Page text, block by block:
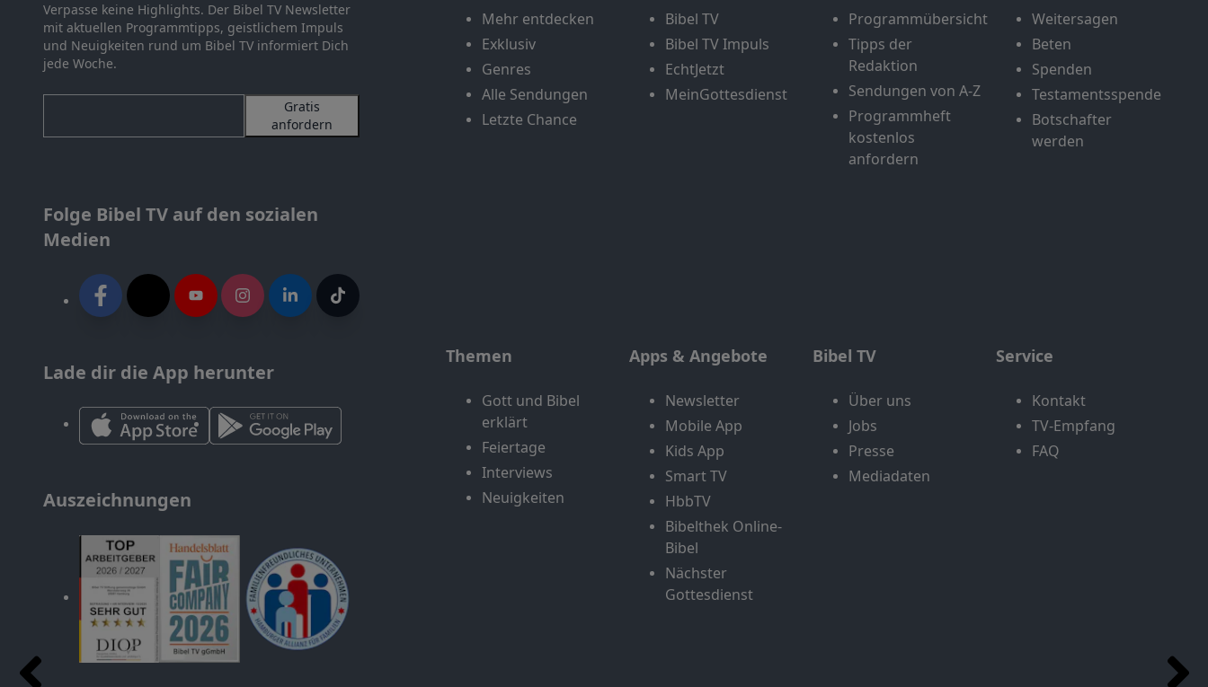
Verpasse keine Highlights. Der Bibel TV Newsletter
mit aktuellen Programmtipps, geistlichem Impuls
und Neuigkeiten rund um Bibel TV informiert Dich
jede Woche.
Gratis
anfordern
Folge Bibel TV auf den sozialen
Medien
Lade dir die App herunter
Auszeichnungen
Mehr entdecken
Exklusiv
Genres
Alle Sendungen
Letzte Chance
Bibel TV
Bibel TV Impuls
EchtJetzt
MeinGottesdienst
Programmübersicht
Tipps der
Redaktion
Sendungen von A-Z
Programmheft
kostenlos
anfordern
Weitersagen
Beten
Spenden
Testamentsspende
Botschafter
werden
Themen
Gott und Bibel
erklärt
Feiertage
Interviews
Neuigkeiten
Apps & Angebote
Newsletter
Mobile App
Kids App
Smart TV
HbbTV
Bibelthek Online-
Bibel
Nächster
Gottesdienst
Bibel TV
Über uns
Jobs
Presse
Mediadaten
Service
Kontakt
TV-Empfang
FAQ